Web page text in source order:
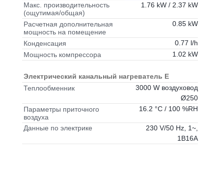
Макс. производительность
(ощутимая/общая)
1.76 kW / 2.37 kW
Расчетная дополнительная
мощность на помещение
0.85 kW
Конденсация
0.77 l/h
Мощность компрессора
1.02 kW
Электрический канальный нагреватель E
Теплообменник
3000 W воздуховод
Ø250
Параметры приточного
воздуха
16.2 °C / 100 %RH
Данные по электрике
230 V/50 Hz, 1~,
1B16A